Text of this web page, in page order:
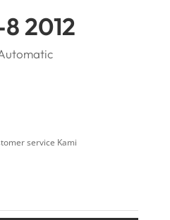
2012
service Kami